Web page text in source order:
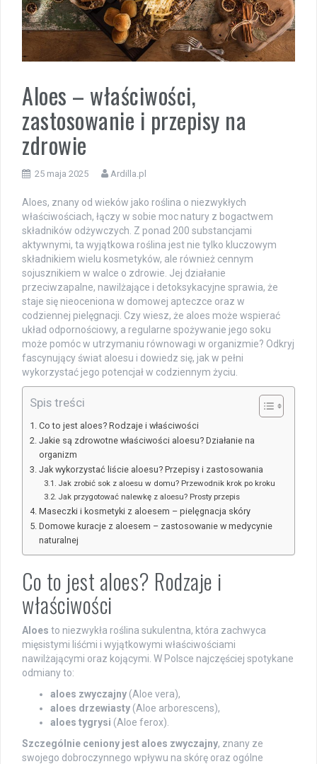
Aloes – właściwości,
zastosowanie i przepisy na
zdrowie
25 maja 2025 Ardilla.pl
Aloes, znany od wieków jako roślina o niezwykłych
właściwościach, łączy w sobie moc natury z bogactwem
składników odżywczych. Z ponad 200 substancjami
aktywnymi, ta wyjątkowa roślina jest nie tylko kluczowym
składnikiem wielu kosmetyków, ale również cennym
sojusznikiem w walce o zdrowie. Jej działanie
przeciwzapalne, nawilżające i detoksykacyjne sprawia, że
staje się nieoceniona w domowej apteczce oraz w
codziennej pielęgnacji. Czy wiesz, że aloes może wspierać
układ odpornościowy, a regularne spożywanie jego soku
może pomóc w utrzymaniu równowagi w organizmie? Odkryj
fascynujący świat aloesu i dowiedz się, jak w pełni
wykorzystać jego potencjał w codziennym życiu.
Spis treści
Co to jest aloes? Rodzaje i właściwości
Jakie są zdrowotne właściwości aloesu? Działanie na
organizm
Jak wykorzystać liście aloesu? Przepisy i zastosowania
Jak zrobić sok z aloesu w domu? Przewodnik krok po kroku
Jak przygotować nalewkę z aloesu? Prosty przepis
Maseczki i kosmetyki z aloesem – pielęgnacja skóry
Domowe kuracje z aloesem – zastosowanie w medycynie
naturalnej
Co to jest aloes? Rodzaje i
właściwości
Aloes to niezwykła roślina sukulentna, która zachwyca
mięsistymi liśćmi i wyjątkowymi właściwościami
nawilżającymi oraz kojącymi. W Polsce najczęściej spotykane
odmiany to:
aloes zwyczajny (Aloe vera),
aloes drzewiasty (Aloe arborescens),
aloes tygrysi (Aloe ferox).
Szczególnie ceniony jest aloes zwyczajny, znany ze
swojego dobroczynnego wpływu na skórę oraz ogólne